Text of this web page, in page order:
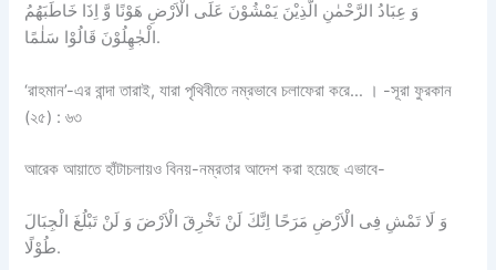
وَ عِبَادُ الرَّحْمٰنِ الَّذِیْنَ یَمْشُوْنَ عَلَی الْاَرْضِ هَوْنًا وَّ اِذَا خَاطَبَهُمُ
الْجٰهِلُوْنَ قَالُوْا سَلٰمًا.
‘রাহমান’-এর বান্দা তারাই, যারা পৃথিবীতে নম্রভাবে চলাফেরা করে… । -সূরা ফুরকান
(২৫) : ৬৩
আরেক আয়াতে হাঁটাচলায়ও বিনয়-নম্রতার আদেশ করা হয়েছে এভাবে-
وَ لَا تَمْشِ فِی الْاَرْضِ مَرَحًا اِنَّكَ لَنْ تَخْرِقَ الْاَرْضَ وَ لَنْ تَبْلُغَ الْجِبَالَ
طُوْلًا.